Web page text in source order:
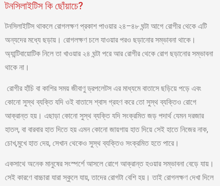
টনসিলাইটিস কি ছোঁয়াচে?
টনসিলাইটিস থাকলে রোগলক্ষণ প্রকাশ পাওয়ার ২৪–৪৮ ঘন্টা আগে রোগীর থেকে এটি
অন্যদের মধ্যে ছড়ায়। রোগলক্ষণ চলে যাওয়ার পরও ছড়ানোর সম্ভাবনা থাকে।
অ্যান্টিবায়োটিক নিলে তা খাওয়ার ২৪ ঘন্টা পরে আর রোগীর থেকে রোগ ছড়ানোর সম্ভাবনা
থাকে না।
রোগীর হাঁচি বা কাশির সময় জীবাণু ড্রপলেটস এর মাধ্যমে বাতাসে ছড়িয়ে পড়ে এবং
কোনো সুস্থ ব্যক্তি যদি ওই বাতাসে শ্বাস গ্রহণ করে তো সুস্থ ব্যক্তিও রোগে
আক্রান্ত হয়। এছাড়া কোনো সুস্থ ব্যক্তি যদি সংক্রমিত জড় পদার্থ যেমন দরজার
হাতল, বা বারবার হাত দিতে হয় এমন কোনো জায়গায় হাত দিয়ে সেই হাতে নিজের নাক,
চোখ,মুখে হাত দেয়, সেখান থেকেও সুস্থ ব্যক্তিও সংক্রমিত হতে পারে।
একসাথে অনেক মানুষের সংস্পর্শে আসলে রোগে আক্রান্ত হওয়ার সম্ভাবনা বেড়ে যায়।
সেই কারণে বাচ্চারা যারা স্কুলে যায়, তাদের রোগটা বেশি হয়। তাই রোগলক্ষণ দেখা দিলে